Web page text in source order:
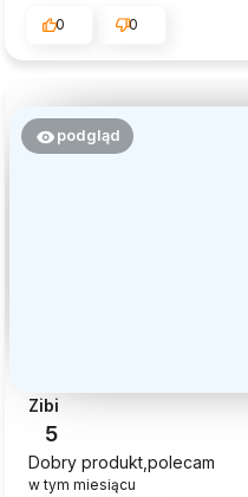
0
0
podgląd
Zibi
5
Dobry produkt,polecam
w tym miesiącu